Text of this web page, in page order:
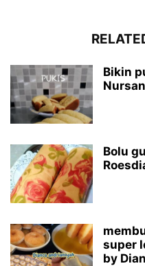
Bikin
Bolu
super
by